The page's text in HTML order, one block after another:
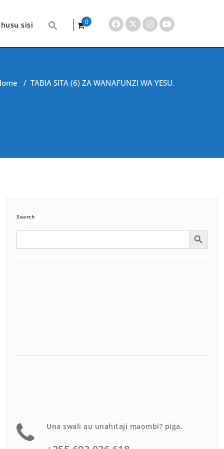
sisi
0
/ TABIA SITA (6) ZA WANAFUNZI WA YESU.
Search
Search Search Button
Una swali au unahitaji maombi? piga.